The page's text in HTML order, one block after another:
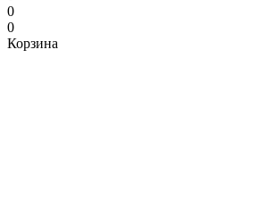
0
0
Корзина